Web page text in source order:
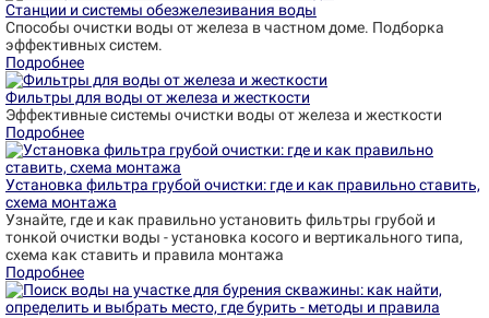
Станции и системы обезжелезивания воды
Способы очистки воды от железа в частном доме. Подборка
эффективных систем.
Подробнее
Фильтры для воды от железа и жесткости
Эффективные системы очистки воды от железа и жесткости
Подробнее
Установка фильтра грубой очистки: где и как правильно ставить,
схема монтажа
Узнайте, где и как правильно установить фильтры грубой и
тонкой очистки воды - установка косого и вертикального типа,
схема как ставить и правила монтажа
Подробнее